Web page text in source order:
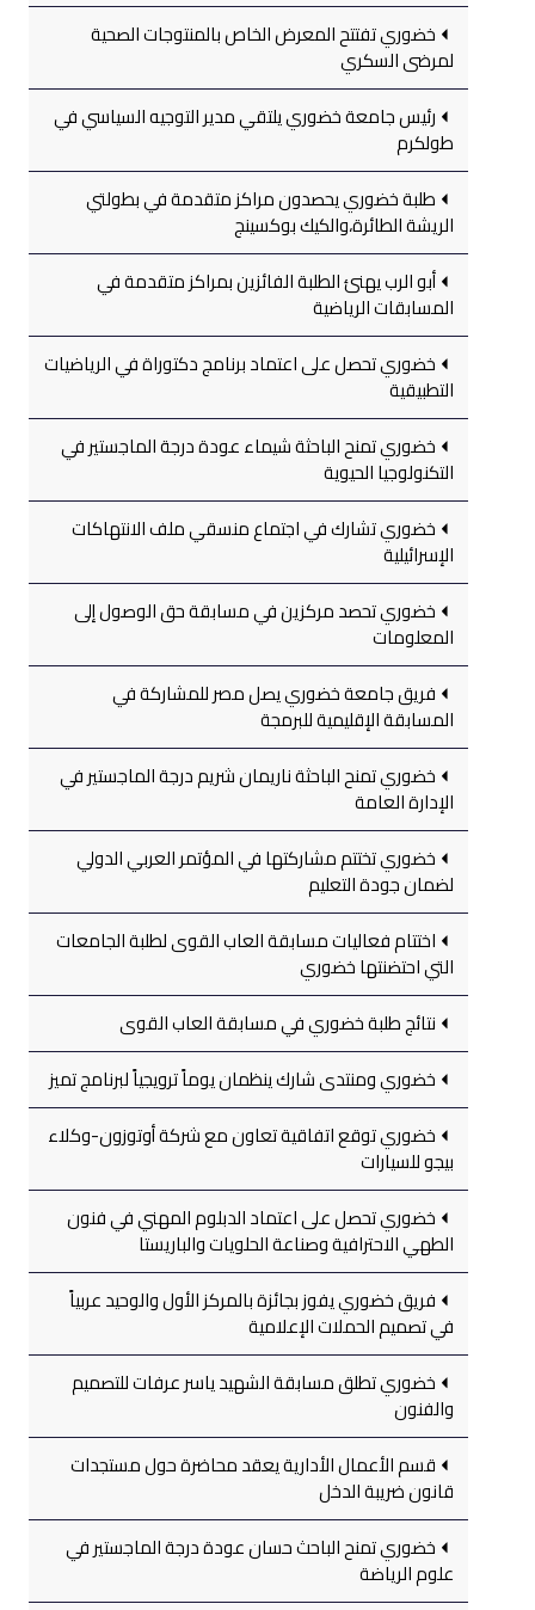
خضوري تفتتح المعرض الخاص بالمنتوجات الصحية
لمرضى السكري
رئيس جامعة خضوري يلتقي مدير التوجيه السياسي في
طولكرم
طلبة خضوري يحصدون مراكز متقدمة في بطولتي
الريشة الطائرة،والكيك بوكسينج
أبو الرب يهنئ الطلبة الفائزين بمراكز متقدمة في
المسابقات الرياضية
خضوري تحصل على اعتماد برنامج دكتوراة في الرياضيات
التطبيقية
خضوري تمنح الباحثة شيماء عودة درجة الماجستير في
التكنولوجيا الحيوية
خضوري تشارك في اجتماع منسقي ملف الانتهاكات
الإسرائيلية
خضوري تحصد مركزين في مسابقة حق الوصول إلى
المعلومات
فريق جامعة خضوري يصل مصر للمشاركة في
المسابقة الإقليمية للبرمجة
خضوري تمنح الباحثة ناريمان شريم درجة الماجستير في
الإدارة العامة
خضوري تختتم مشاركتها في المؤتمر العربي الدولي
لضمان جودة التعليم
اختتام فعاليات مسابقة العاب القوى لطلبة الجامعات
التي احتضنتها خضوري
نتائج طلبة خضوري في مسابقة العاب القوى
خضوري ومنتدى شارك ينظمان يوماً ترويجياً لبرنامج تميز
خضوري توقع اتفاقية تعاون مع شركة أوتوزون-وكلاء
بيجو للسيارات
خضوري تحصل على اعتماد الدبلوم المهني في فنون
الطهي الاحترافية وصناعة الحلويات والباريستا
فريق خضوري يفوز بجائزة بالمركز الأول والوحيد عربياً
في تصميم الحملات الإعلامية
خضوري تطلق مسابقة الشهيد ياسر عرفات للتصميم
والفنون
قسم الأعمال الأدارية يعقد محاضرة حول مستجدات
قانون ضريبة الدخل
خضوري تمنح الباحث حسان عودة درجة الماجستير في
علوم الرياضة